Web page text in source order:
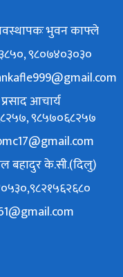
भुवन काफ्ले
९८०७४०३०३०
आचार्य
९८५७०६८२५७
बहादुर के.सी.(दिलु)